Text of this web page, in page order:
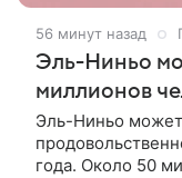
56 минут назад
Эль-Ниньо
миллионов
Эль-Ниньо
года. Около 50